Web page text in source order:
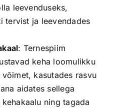
leevenduseks,
tervist ja leevendades
: Ternespiim
keha loomulikku
kasutades rasvu
aidates sellega
ning tagada